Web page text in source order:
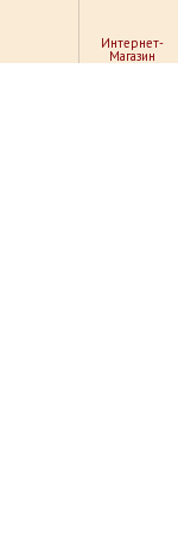
Интернет-
Магазин